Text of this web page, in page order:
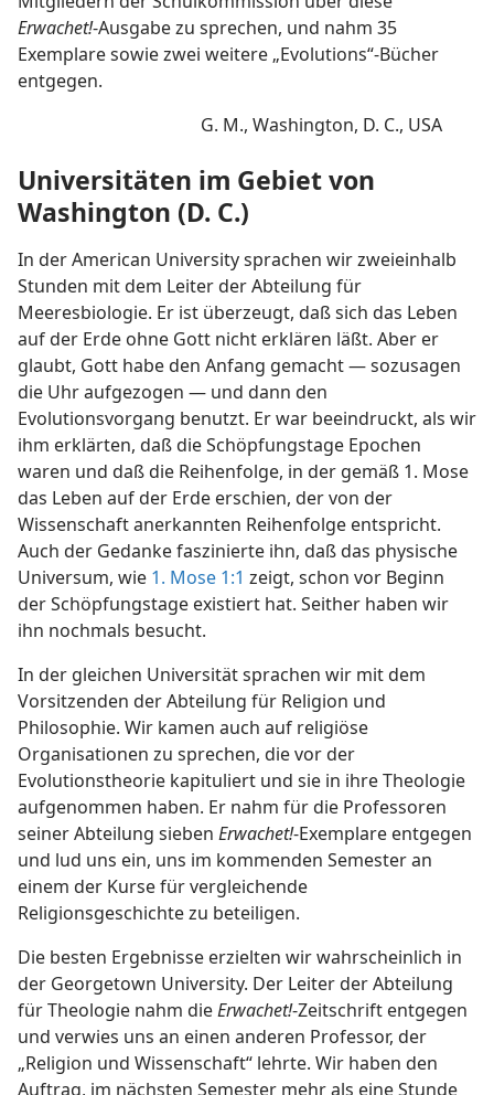
Erwachet!-Ausgabe zu sprechen, und nahm 35
Exemplare sowie zwei weitere „Evolutions“-Bücher
entgegen.
G. M., Washington, D. C., USA
Universitäten im Gebiet von
Washington (D. C.)
In der American University sprachen wir zweieinhalb
Stunden mit dem Leiter der Abteilung für
Meeresbiologie. Er ist überzeugt, daß sich das Leben
auf der Erde ohne Gott nicht erklären läßt. Aber er
glaubt, Gott habe den Anfang gemacht — sozusagen
die Uhr aufgezogen — und dann den
Evolutionsvorgang benutzt. Er war beeindruckt, als wir
ihm erklärten, daß die Schöpfungstage Epochen
waren und daß die Reihenfolge, in der gemäß 1. Mose
das Leben auf der Erde erschien, der von der
Wissenschaft anerkannten Reihenfolge entspricht.
Auch der Gedanke faszinierte ihn, daß das physische
Universum, wie 1. Mose 1:1 zeigt, schon vor Beginn
der Schöpfungstage existiert hat. Seither haben wir
ihn nochmals besucht.
In der gleichen Universität sprachen wir mit dem
Vorsitzenden der Abteilung für Religion und
Philosophie. Wir kamen auch auf religiöse
Organisationen zu sprechen, die vor der
Evolutionstheorie kapituliert und sie in ihre Theologie
aufgenommen haben. Er nahm für die Professoren
seiner Abteilung sieben Erwachet!-Exemplare entgegen
und lud uns ein, uns im kommenden Semester an
einem der Kurse für vergleichende
Religionsgeschichte zu beteiligen.
Die besten Ergebnisse erzielten wir wahrscheinlich in
der Georgetown University. Der Leiter der Abteilung
für Theologie nahm dieErwachet!-Zeitschrift entgegen
und verwies uns an einen anderen Professor, der
„Religion und Wissenschaft“ lehrte. Wir haben den
Auftrag, im nächsten Semester mehr als eine Stunde